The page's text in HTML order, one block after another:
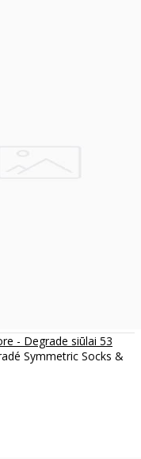
- Degrade siūlai 53
Symmetric Socks &